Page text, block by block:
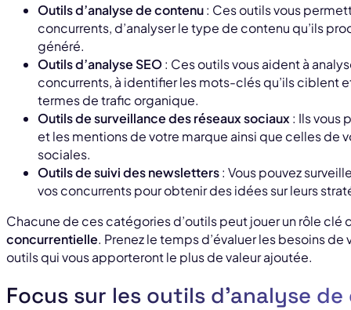
Outils d’analyse de contenu: Ces outils vous
concurrents, d’analyser le type de contenu qu’ils
généré.
Outils d’analyse SEO: Ces outils vous aident à
concurrents, à identifier les mots-clés qu’ils ciblent
termes de trafic organique.
Outils de surveillance des réseaux sociaux: Ils vous
et les mentions de votre marque ainsi que celles de
sociales.
Outils de suivi des newsletters: Vous pouvez
vos concurrents pour obtenir des idées sur leurs
Chacune de ces catégories d’outils peut jouer un rôle
concurrentielle. Prenez le temps d’évaluer les besoins
outils qui vous apporteront le plus de valeur ajoutée.
Focus sur les outils d’analyse